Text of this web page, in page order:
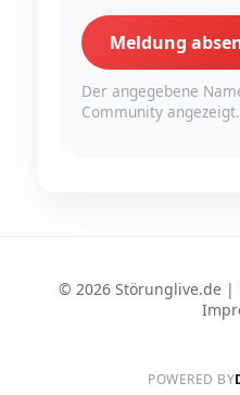
Meldung
Der angegebene
Community angezeigt.
© 2026 Störunglive.de |
POWERED BY